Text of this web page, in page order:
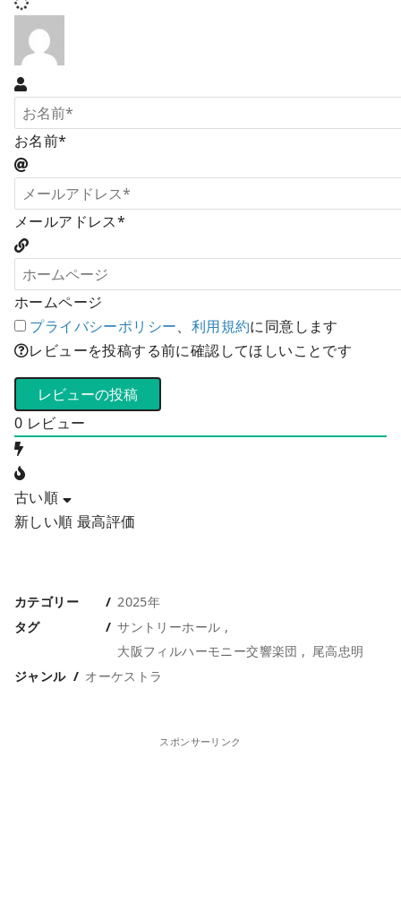
お名前*
メールアドレス*
ホームページ
プライバシーポリシー、 利用規約に同意します
レビューを投稿する前に確認してほしいことです
0 レビュー
古い順
新しい順 最高評価
カテゴリー
2025年
タグ
サントリーホール
大阪フィルハーモニー交響楽団
尾高忠明
ジャンル
オーケストラ
スポンサーリンク